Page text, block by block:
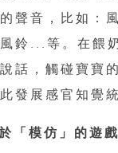
聲音，比如：
鈴...等。在餵
話，觸碰寶寶
發展感官知覺
「模仿」的遊戲